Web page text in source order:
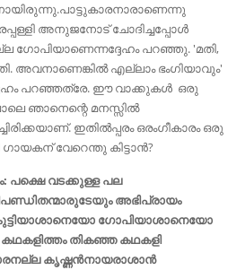
അനുജനോട് ചോദിച്ചപ്പോൾ
ഗോപിയാണെന്നദ്ദേഹം പറഞ്ഞു. 'മതി,
അവനാണെങ്കിൽ എല്ലാം ഭംഗിയാവും'
പറഞ്ഞത്രേ. ഈ വാക്കുകൾ ഒരു
ഞാനെന്റെ മനസ്സിൽ
ഇതിൽപ്പരം ഒരംഗീകാരം ഒരു
വേറെന്തു കിട്ടാൻ?
പക്ഷെ വടക്കുള്ള പല
അഭിപ്രായം
ഗോപിയാശാനെയോ
തികഞ്ഞ കഥകളി
കൃഷ്ണൻനായരാശാൻ